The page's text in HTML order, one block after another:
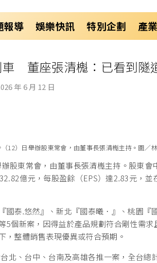
報導 娛樂快訊 特別企劃 產
車 董座張清櫆：已看到隧
年 6 月 12 日
12）日舉辦股東常會，由董事長張清櫆主持。圖／
股東常會，由董事長張清櫆主持。股東會
億元，每股盈餘（EPS）達2.83元，
泰.悠然』、新北『國泰曦．』、桃園『
5個新案，因得益於產品規劃符合剛性需
，整體銷售表現優異或符合預期。
北、台中、台南及高雄各推一案，全台總